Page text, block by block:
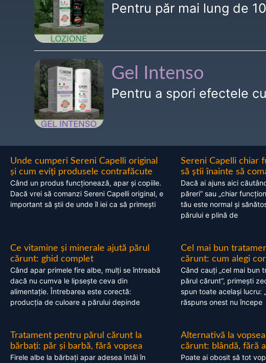
Pentru păr mai lung de
Gel Intenso
Pentru a spori efectele
Unde cumperi Sereni Capelli original
și cum eviți produsele contrafăcute
Când un produs funcționează, apar și copiile.
Dacă vrei să comanzi Sereni Capelli original, e
important să știi de unde îl iei ca să primești
Sereni Capelli chiar
să știi înainte să
Dacă ai ajuns aici
păreri” sau „chiar
tău este normal și
părului e plină de
Ce vitamine și minerale ajută părul
cărunt: ghid complet
Când apar primele fire albe, mulți se întreabă
dacă nu cumva le lipsește ceva din
alimentație. Întrebarea este corectă:
producția de culoare a părului depinde
Cel mai bun
cărunt: cum alegi
Când cauți „cel mai bun
părul cărunt”, primești
spun toate același lucru:
răspuns onest nu începe
Tratament pentru părul cărunt la
bărbați: păr și barbă, fără vopsea
Firele albe la bărbați apar adesea întâi în
Alternativă la
cărunt: blândă, fără
Poate ai obosit să tot